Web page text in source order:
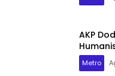
AKP
Metro